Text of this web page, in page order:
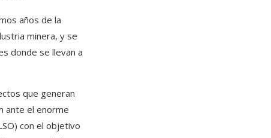
años de la
minera, y se
donde se llevan a
que generan
ante el enorme
con el objetivo